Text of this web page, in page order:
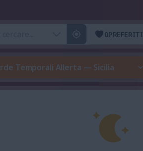
0PREFERITI
Temporali Allerta — Sicilia